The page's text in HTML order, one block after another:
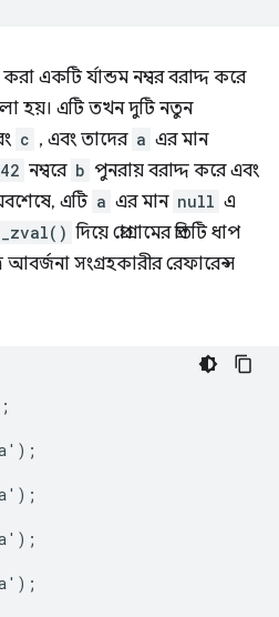
করা একটি র্যান্ডম নম্বর বরাদ্দ করে
হয়। এটি তখন দুটি নতুন
c , এবং তাদের a এর মান
42 নম্বরে b পুনরায় বরাদ্দ করে এবং
এটি a এর মান null এ
দিয়ে প্রোগ্রামের প্রতিটি ধাপ
সংগ্রহকারীর রেফারেন্স